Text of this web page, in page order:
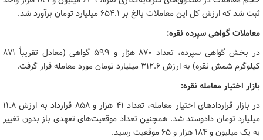
ثبت شد که ارزش کل این معاملات بالغ بر ۶۵۴.۱ میلیارد تومان برآورد شد.
معاملات گواهی سپرده نقره:
در بخش گواهی سپرده، تعداد ۸۷۰ هزار و ۵۹۹ گواهی (معادل تقریباً ۸۷۱
کیلوگرم شمش نقره) به ارزش ۳۱۲.۶ میلیارد تومان مورد معامله قرار گرفت.
بازار اختیار معامله نقره:
در بازار قراردادهای اختیار معامله، تعداد ۴۱ هزار و ۸۵۸ قرارداد به ارزش ۱۱.۸
میلیارد تومان دادوستد شد. همچنین تعداد موقعیت‌های تعهدی باز بدون تغییر
به یک میلیون و ۱۸۴ هزار و ۶۵ موقعیت رسید.